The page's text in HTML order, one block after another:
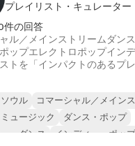
プレイリスト・キュレーター
件の回答
ル／メインストリーム ダン
ップエレクトロポップイン
トを「インパクトのあるプ
ウル
コマーシャル／メイン
ュージック
ダンス・ポップ
・ダンス
インディー・ポップ